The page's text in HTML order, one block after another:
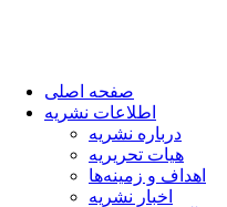
صفحه اصلی
اطلاعات نشریه
درباره نشریه
هیات تحریریه
اهداف و زمینه‌ها
اخبار نشریه